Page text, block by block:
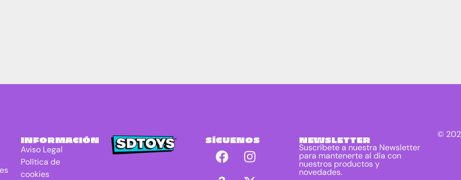
INFORMACIÓN
Aviso Legal
Política de
cookies
SÍGUENOS NEWSLETTER
Suscríbete a nuestra Newsletter
para mantenerte al día con
nuestros productos y
novedades.
©